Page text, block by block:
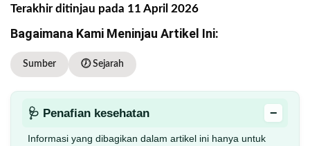
Terakhir ditinjau pada 11 April 2026
Bagaimana Kami Meninjau Artikel Ini:
Sumber 🕖 Sejarah
🩺 Penafian kesehatan −
Informasi yang dibagikan dalam artikel ini hanya untuk